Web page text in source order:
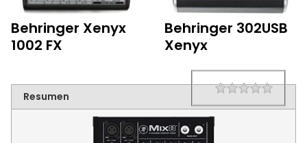
Behringer Xenyx
1002 FX
Behringer 302USB
Xenyx
Resumen Rating 1 star
2
3
4
5